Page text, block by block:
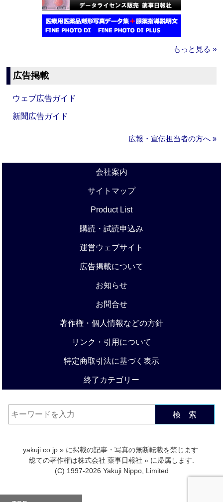
もっと見る »
広告掲載
ウェブ広告ガイド
新聞広告ガイド
広報・宣伝担当者の方へ »
会社案内
サイトマップ
Product List
購読・試読申込み
運営ウェブサイト
広告掲載について
お知らせ
お問合せ
著作権・個人情報などの方針
リンク・引用について
特定商取引法に基づく表示
終了カテゴリー
検 索
yakuji.co.jp » に掲載の記事・写真の無断転載を禁じます.
総ての著作権は株式会社 薬事日報社 » に帰属します.
(C) 1997-2026 Yakuji Nippo, Limited